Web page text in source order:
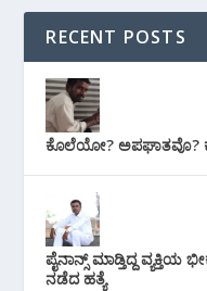
RECENT POSTS
ಕೊಲೆಯೋ? ಅಪಘಾತವೊ?
ಪೈನಾನ್ಸ್ ಮಾಡ್ತಿದ್ದ ವ್ಯಕ್ತಿಯ
ನಡೆದ ಹತ್ಯೆ